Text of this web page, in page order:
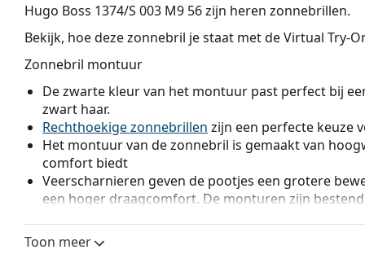
Hugo Boss 1374/S 003 M9 56zijn heren zonnebrillen.
Bekijk, hoe deze zonnebril je staat met de Virtual Try-
Zonnebril montuur
De zwarte kleur van het montuur past perfect bij
zwart haar.
Rechthoekige zonnebrillen zijn een perfecte keuze
Het montuur van de zonnebril is gemaakt van
comfort biedt
Veerscharnieren geven de pootjes een grotere
een hoger draagcomfort. De monturen zijn
Zonnebril glazen
Toon meer